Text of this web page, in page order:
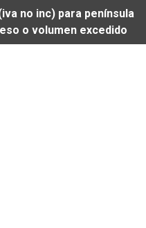
no inc) para península
o volumen excedido